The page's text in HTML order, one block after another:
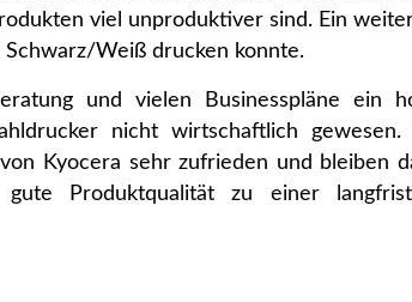
viel unproduktiver sind. Ein
Weiß drucken konnte.
und vielen Businesspläne ein
nicht wirtschaftlich gewesen.
Kyocera sehr zufrieden und bleiben
Produktqualität zu einer